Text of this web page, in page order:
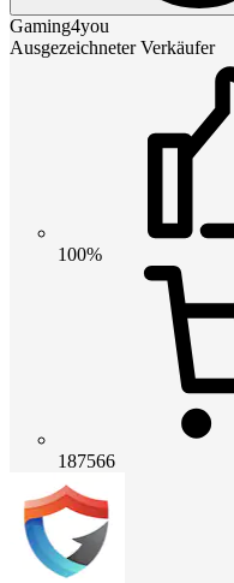
Gaming4you
Ausgezeichneter Verkäufer
100%
187566